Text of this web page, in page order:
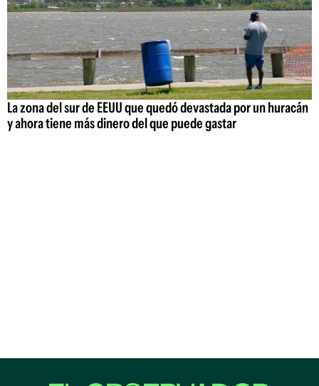
La zona del sur de EEUU que quedó devastada por un huracán
y ahora tiene más dinero del que puede gastar